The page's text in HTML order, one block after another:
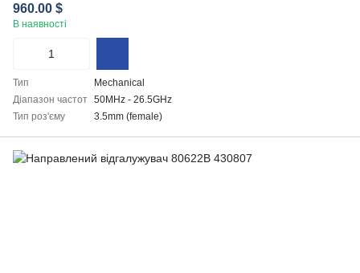
960.00 $
В наявності
Тип
Mechanical
Діапазон частот 50MHz - 26.5GHz
Тип роз'єму
3.5mm (female)